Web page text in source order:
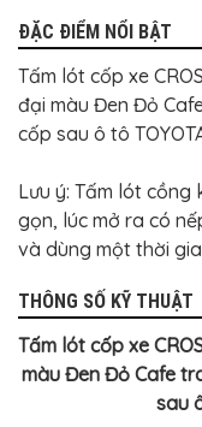
ĐẶC ĐIỂM NỔI BẬT
Tấm lót cốp xe
đại màu Đen Đỏ
cốp sau ô tô
Lưu ý: Tấm lót cồng
gọn, lúc mở ra có
và dùng một thời
THÔNG SỐ KỸ THUẬT
Tấm lót cốp xe
màu Đen Đỏ Cafe
sau